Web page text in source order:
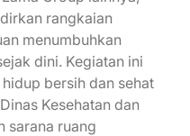
rangkaian
menumbuhkan
dini. Kegiatan ini
bersih dan sehat
Kesehatan dan
sarana ruang